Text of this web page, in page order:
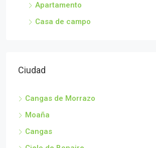
Apartamento
Casa de campo
Ciudad
Cangas de Morrazo
Moaña
Cangas